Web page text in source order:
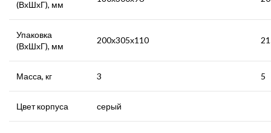
(ВхШхГ), мм
Упаковка
(ВхШхГ), мм
200х305х110
Масса, кг 3 5
Цвет корпуса серый